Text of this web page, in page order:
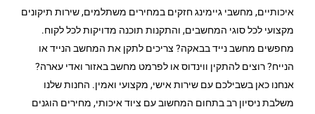
פורמטי שמע נתמכים: : MP3, WMA, OGG, AAC, FLAC, APE
פורמטים של תמונות: BMP, PNG, JPEG, GIF
ממדי המוצר :76*74*34 מ”מ 225 גרם
איכותיים, מחשבי גיימינג חזקים במחירים משתלמים, שירות תיקונים
מקצועי לכל סוגי המחשבים, והתקנות תוכנה מדויקות לכל לקוח.
מחפשים מחשב נייד בבאקה? צריכים לתקן את המחשב הנייד או
הנייח? רוצים להתקין ווינדוס או לפרמט מחשב באזור ואדי עארה?
אנחנו כאן בשבילכם עם שירות אישי, מקצועי ואמין. החנות שלנו
משלבת ניסיון רב בתחום המחשוב עם ציוד איכותי, מחירים הוגנים